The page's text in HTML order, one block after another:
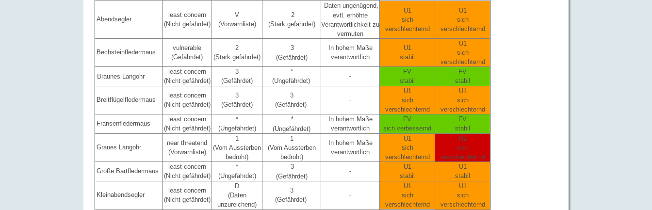
Abendsegler
least concern
(Nicht gefährdet)
V
(Vorwarnliste)
2
(Stark gefährdet)
Daten ungenügend,
evtl. erhöhte
Verantwortlichkeit zu
vermuten
U1
sich
verschlechternd
U1
sich
verschlechternd
Bechsteinfledermaus
vulnerable
(Gefährdet)
2
(Stark gefährdet)
3
(Gefährdet)
In hohem Maße
verantwortlich
U1
stabil
U1
sich
verschlechternd
Braunes Langohr
least concern
(Nicht gefährdet)
3
(Gefährdet)
*
(Ungefährdet)
-
FV
stabil
FV
stabil
Breitflügelfledermaus
least concern
(Nicht gefährdet)
3
(Gefährdet)
3
(Gefährdet)
-
U1
sich
verschlechternd
U1
sich
verschlechternd
Fransenfledermaus
least concern
(Nicht gefährdet)
*
(Ungefährdet)
*
(Ungefährdet)
In hohem Maße
verantwortlich
FV
sich verbessernd
FV
stabil
Graues Langohr
near threatend
(Vorwarnliste)
1
(Vom Aussterben
bedroht)
1
(Vom Aussterben
bedroht)
In hohem Maße
verantwortlich
U1
sich
verschlechternd
U2
sich
verschlechternd
Große Bartfledermaus
least concern
(Nicht gefährdet)
*
(Ungefährdet)
3
(Gefährdet)
-
U1
stabil
U1
stabil
Kleinabendsegler
least concern
(Nicht gefährdet)
D
(Daten
unzureichend)
3
(Gefährdet)
-
U1
sich
verschlechternd
U1
sich
verschlechternd